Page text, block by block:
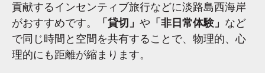
貢献するインセンティブ旅行などに淡路島西海岸
がおすすめです。
「貸切」 や 「非日常体験」 など
で同じ時間と空間を共有することで、物理的、心
理的にも距離が縮まります。